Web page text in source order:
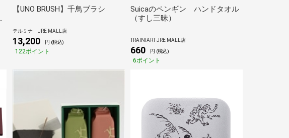
【UNO BRUSH】千鳥ブラシ
テルミナ JRE MALL店
13,200 円 (税込)
122ポイント
Suicaのペンギン ハンドタオル
（すし三昧）
TRAINIART JRE MALL店
660 円 (税込)
6ポイント